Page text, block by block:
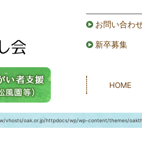
お問い合わ
新卒募集
HOME
vhosts/oak.or.jp/httpdocs/wp/wp-content/themes/